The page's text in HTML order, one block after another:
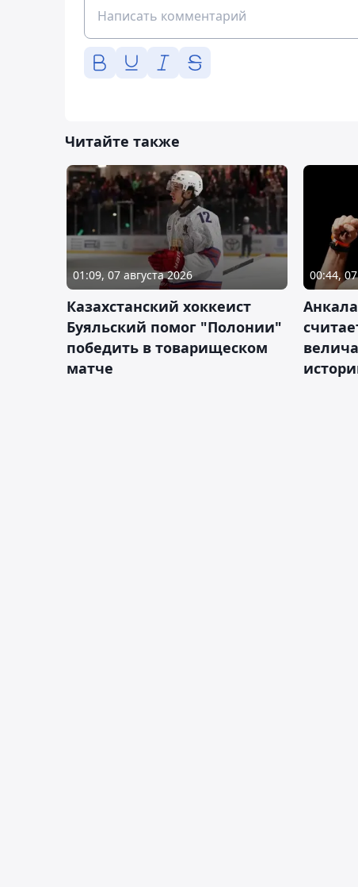
Читайте также
01:09, 07 августа 2026
Казахстанский хоккеист
Буяльский помог "Полонии"
победить в товарищеском
матче
00:44,